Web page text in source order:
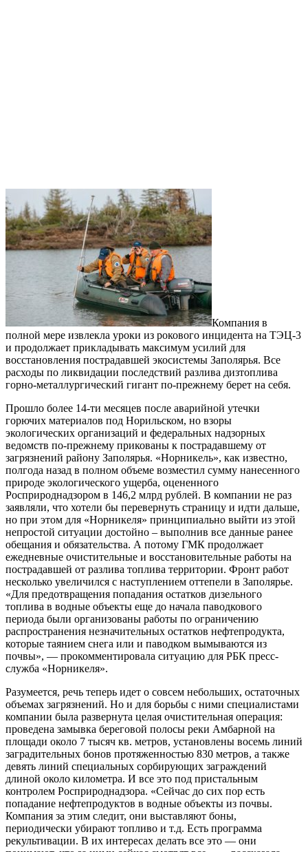
Компания в
полной мере извлекла уроки из рокового инцидента на ТЭЦ-3
и продолжает прикладывать максимум усилий для
восстановления пострадавшей экосистемы Заполярья. Все
расходы по ликвидации последствий разлива дизтоплива
горно-металлургический гигант по-прежнему берет на себя.
Прошло более 14-ти месяцев после аварийной утечки
горючих материалов под Норильском, но взоры
экологических организаций и федеральных надзорных
ведомств по-прежнему прикованы к пострадавшему от
загрязнений району Заполярья. «Норникель», как известно,
полгода назад в полном объеме возместил сумму нанесенного
природе экологического ущерба, оцененного
Росприроднадзором в 146,2 млрд рублей. В компании не раз
заявляли, что хотели бы перевернуть страницу и идти дальше,
но при этом для «Норникеля» принципиально выйти из этой
непростой ситуации достойно – выполнив все данные ранее
обещания и обязательства. А потому ГМК продолжает
ежедневные очистительные и восстановительные работы на
пострадавшей от разлива топлива территории. Фронт работ
несколько увеличился с наступлением оттепели в Заполярье.
«Для предотвращения попадания остатков дизельного
топлива в водные объекты еще до начала паводкового
периода были организованы работы по ограничению
распространения незначительных остатков нефтепродукта,
которые таянием снега или и паводком вымываются из
почвы», — прокомментировала ситуацию для РБК пресс-
служба «Норникеля».
Разумеется, речь теперь идет о совсем небольших, остаточных
объемах загрязнений. Но и для борьбы с ними специалистами
компании была развернута целая очистительная операция:
проведена замывка береговой полосы реки Амбарной на
площади около 7 тысяч кв. метров, установлены восемь линий
заградительных бонов протяженностью 830 метров, а также
девять линий специальных сорбирующих заграждений
длиной около километра. И все это под пристальным
контролем Росприроднадзора. «Сейчас до сих пор есть
попадание нефтепродуктов в водные объекты из почвы.
Компания за этим следит, они выставляют боны,
периодически убирают топливо и т.д. Есть программа
рекультивации. В их интересах делать все это — они